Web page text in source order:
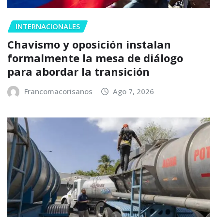
INTERNACIONALES
Chavismo y oposición instalan
formalmente la mesa de diálogo
para abordar la transición
Francomacorisanos Ago 7, 2026